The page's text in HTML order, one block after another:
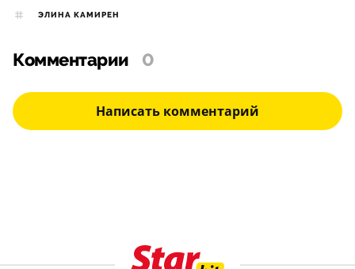
ЭЛИНА КАМИРЕН
Комментарии 0
Написать комментарий